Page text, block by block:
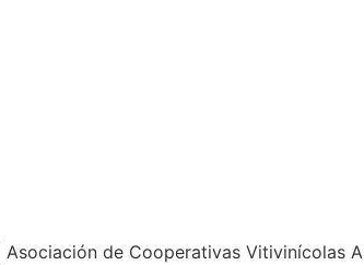
| Asociación de Cooperativas Vitivinícolas